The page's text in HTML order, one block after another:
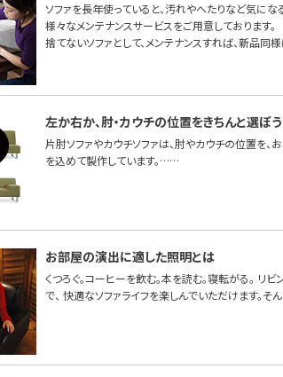
ソファを長年使っていると、汚れやへたりなど気にな
様々なメンテナンスサービスをご用意しております。
捨てないソファとして、メンテナンスすれば、新品同
左か右か、肘・カウチの位置をきちんと選ぼう
片肘ソファやカウチソファは、肘やカウチの位置を
を込めて製作しています。……
お部屋の演出に適した照明とは
くつろぐ。コーヒーを飲む。本を読む。寝転がる。 リ
で、 快適なソファライフを楽しんでいただけます。